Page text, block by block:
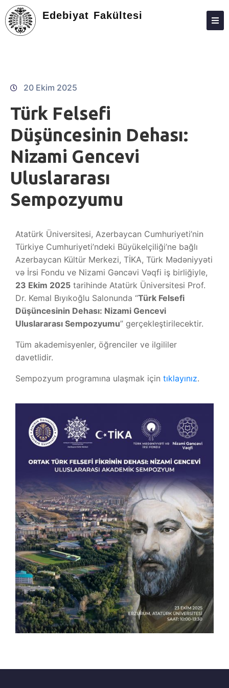
Edebiyat Fakültesi
KIŞILER
BÖLÜMLER
EĞITIM
ARAŞTIRMA
MEZUNLAR
BILIMSEL DERGILER
ANKETLER
FEDEK
İLETIŞIM
20 Ekim 2025
Türk Felsefi
Düşüncesinin Dehası:
Nizami Gencevi
Uluslararası
Sempozyumu
Atatürk Üniversitesi, Azerbaycan Cumhuriyeti’nin
Türkiye Cumhuriyeti’ndeki Büyükelçiliği’ne bağlı
Azerbaycan Kültür Merkezi, TİKA, Türk Mədəniyyəti
və İrsi Fondu ve Nizami Gəncəvi Vəqfi iş birliğiyle,
23 Ekim 2025 tarihinde Atatürk Üniversitesi Prof.
Dr. Kemal Bıyıkoğlu Salonunda “Türk Felsefi
Düşüncesinin Dehası: Nizami Gencevi
Uluslararası Sempozyumu” gerçekleştirilecektir.
Tüm akademisyenler, öğrenciler ve ilgililer
davetlidir.
Sempozyum programına ulaşmak için tıklayınız.